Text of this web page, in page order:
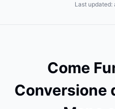
Last updated:
Come
Conversione